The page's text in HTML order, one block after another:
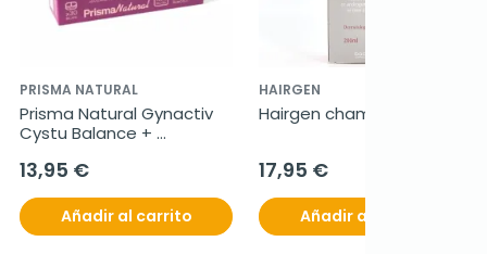
PRISMA NATURAL
Prisma Natural Gynactiv
Cystu Balance +
cápsulas
13,95 €
Añadir al carrito
HAIRGEN
Hairgen champú. 200ml
17,95 €
Añadir al carrito